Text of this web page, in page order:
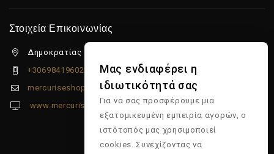
Στοιχεία Επικοινωνίας
Δημοκρατίας 5β Λιμένας Χερσονήσου, 70014
+306984196022
mercuriseshop@gmail.com
www.mercuriseshop.gr
Μας ενδιαφέρει η
ιδιωτικότητά σας
Για να σας προσφέρουμε μια
εξατομικευμένη εμπειρία αγορών, ο
ιστότοπός μας χρησιμοποιεί
cookies. Συνεχίζοντας να